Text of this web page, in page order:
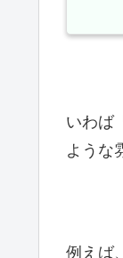
いわば
ような
例えば、